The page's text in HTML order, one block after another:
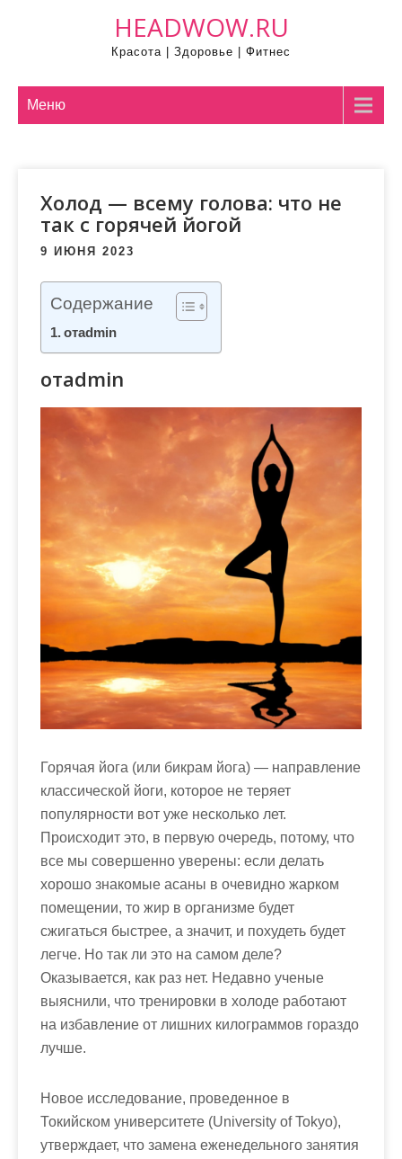
HEADWOW.RU
Красота | Здоровье | Фитнес
Меню
Холод — всему голова: что не
так с горячей йогой
9 ИЮНЯ 2023
Содержание
отadmin
отadmin
Горячая йога (или бикрам йога) — направление
классической йоги, которое не теряет
популярности вот уже несколько лет.
Происходит это, в первую очередь, потому, что
все мы совершенно уверены: если делать
хорошо знакомые асаны в очевидно жарком
помещении, то жир в организме будет
сжигаться быстрее, а значит, и похудеть будет
легче. Но так ли это на самом деле?
Оказывается, как раз нет. Недавно ученые
выяснили, что тренировки в холоде работают
на избавление от лишних килограммов гораздо
лучше.
Новое исследование, проведенное в
Токийском университете (University of Tokyo),
утверждает, что замена еженедельного занятия